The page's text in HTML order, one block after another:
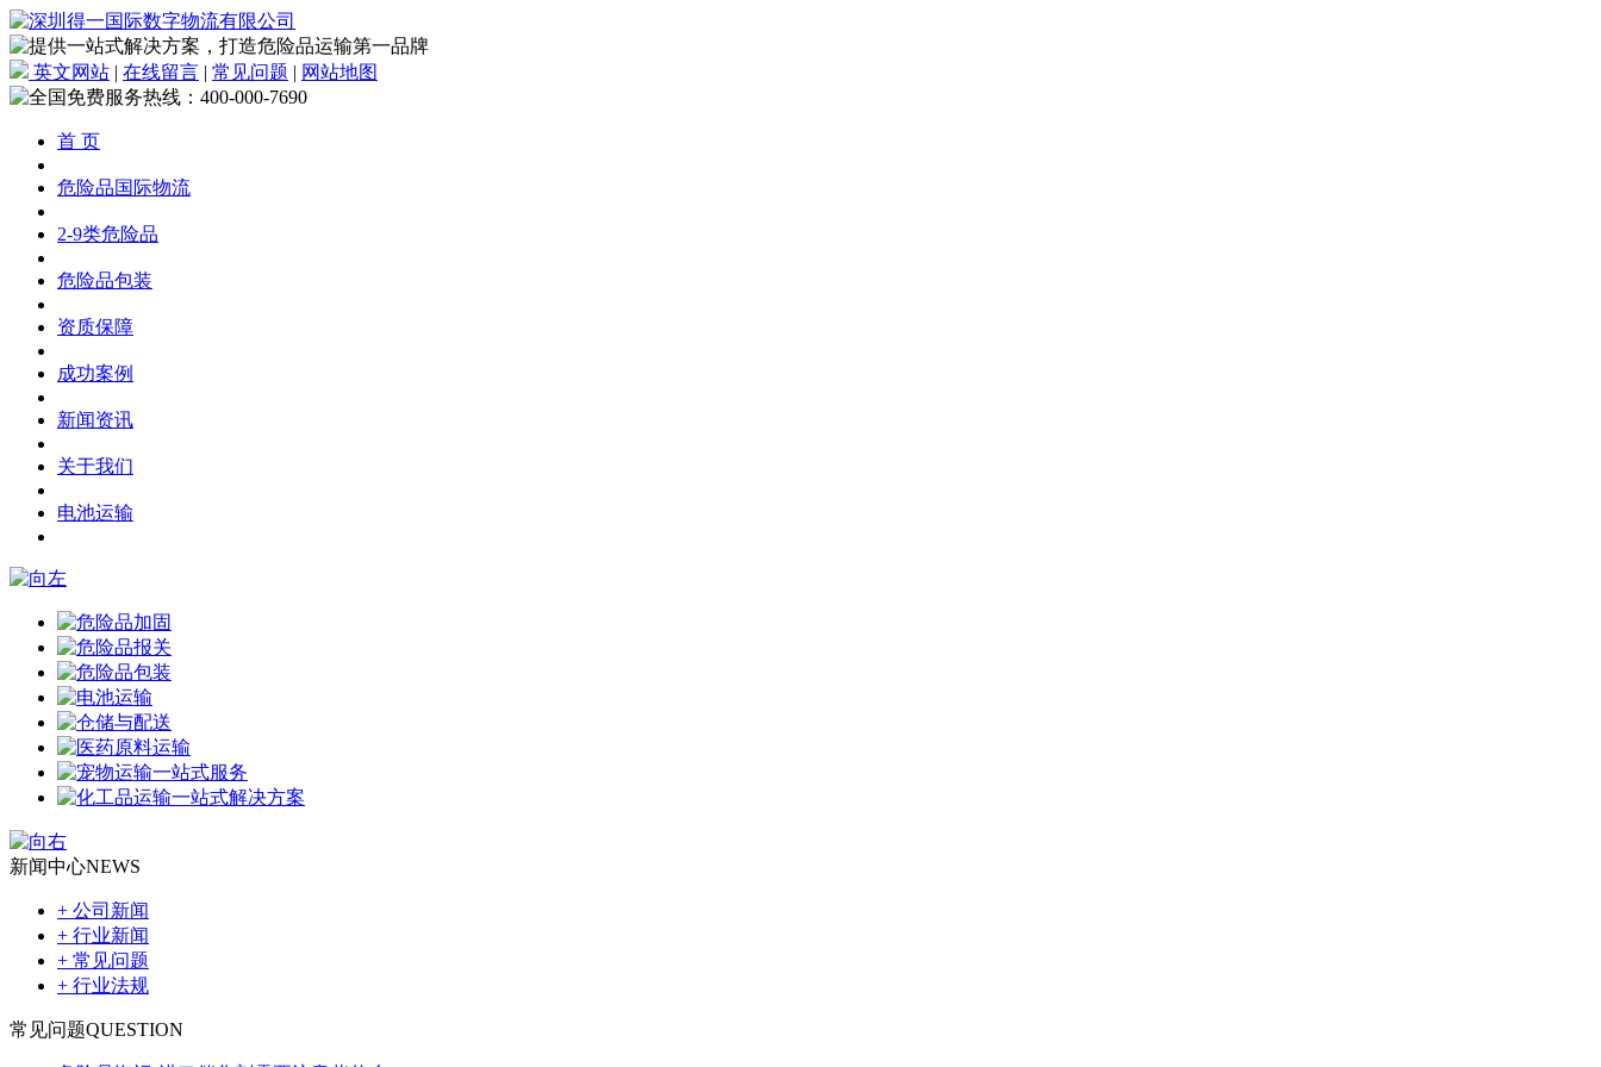
英文网站 | 在线留言 | 常见问题 | 网站地图
首 页
危险品国际物流
2-9类危险品
危险品包装
资质保障
成功案例
新闻资讯
关于我们
电池运输
新闻中心NEWS
+ 公司新闻
+ 行业新闻
+ 常见问题
+ 行业法规
常见问题QUESTION